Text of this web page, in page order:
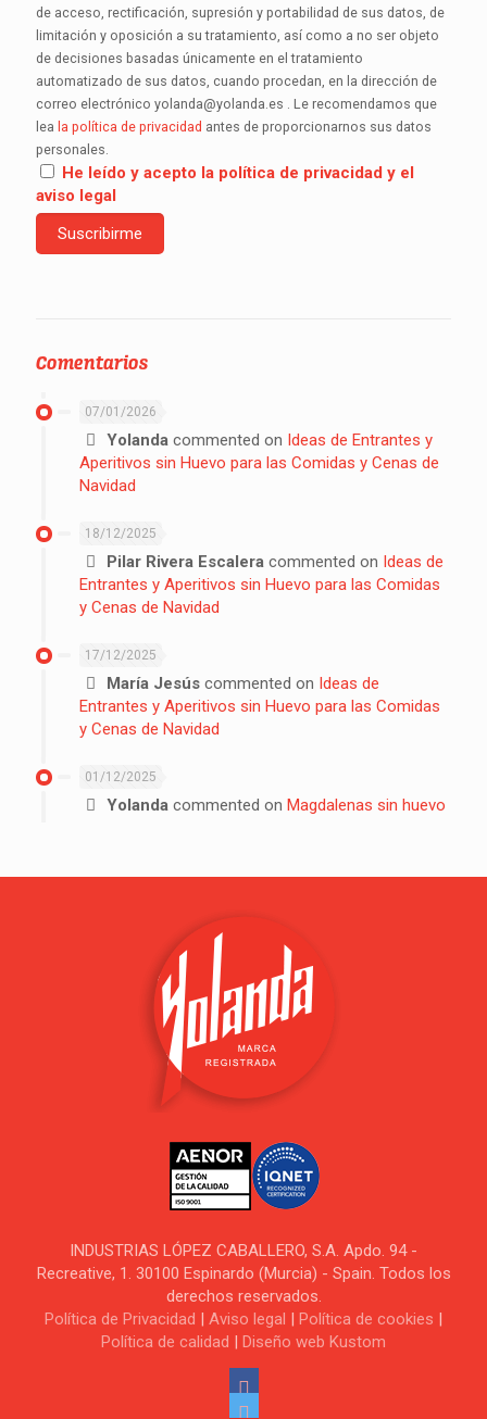
de acceso, rectificación, supresión y portabilidad de sus datos, de
limitación y oposición a su tratamiento, así como a no ser objeto
de decisiones basadas únicamente en el tratamiento
automatizado de sus datos, cuando procedan, en la dirección de
correo electrónico yolanda@yolanda.es . Le recomendamos que
lea la política de privacidad antes de proporcionarnos sus datos
personales.
He leído y acepto la política de privacidad y el
aviso legal
Comentarios
07/01/2026
Yolanda commented on Ideas de Entrantes y
Aperitivos sin Huevo para las Comidas y Cenas de
Navidad
18/12/2025
Pilar Rivera Escalera commented on Ideas de
Entrantes y Aperitivos sin Huevo para las Comidas
y Cenas de Navidad
17/12/2025
María Jesús commented on Ideas de
Entrantes y Aperitivos sin Huevo para las Comidas
y Cenas de Navidad
01/12/2025
Yolanda commented on Magdalenas sin huevo
INDUSTRIAS LÓPEZ CABALLERO, S.A. Apdo. 94 -
Recreative, 1. 30100 Espinardo (Murcia) - Spain. Todos los
derechos reservados.
Política de Privacidad | Aviso legal | Política de cookies |
Política de calidad | Diseño web Kustom